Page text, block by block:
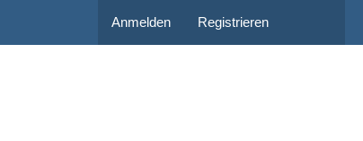
Anmelden Registrieren